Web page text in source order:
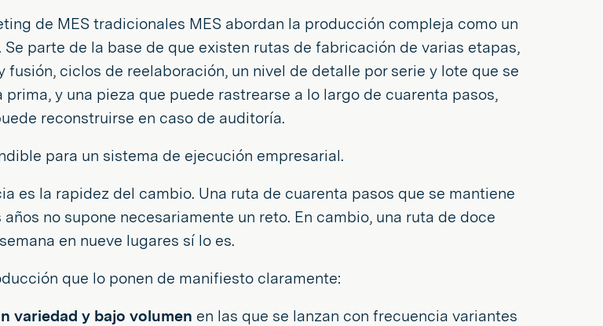
de MES tradicionales MES abordan la producción compleja como un
parte de la base de que existen rutas de fabricación de varias etapas,
fusión, ciclos de reelaboración, un nivel de detalle por serie y lote que se
y una pieza que puede rastrearse a lo largo de cuarenta pasos,
reconstruirse en caso de auditoría.
para un sistema de ejecución empresarial.
es la rapidez del cambio. Una ruta de cuarenta pasos que se mantiene
no supone necesariamente un reto. En cambio, una ruta de doce
en nueve lugares sí lo es.
que lo ponen de manifiesto claramente:
variedad y bajo volumen en las que se lanzan con frecuencia variantes